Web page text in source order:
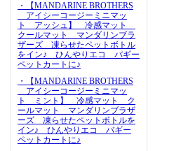
・【MANDARINE BROTHERS
アイシーコージーミニマッ
ト アッシュ】 冷感マット
クールマット マンダリンブラ
ザーズ 凍らせたペットボトル
をイン♪ ひんやりエコ バギー
ペットカートに♪
・【MANDARINE BROTHERS
アイシーコージーミニマッ
ト ミント】 冷感マット ク
ールマット マンダリンブラザ
ーズ 凍らせたペットボトルを
イン♪ ひんやりエコ バギー
ペットカートに♪